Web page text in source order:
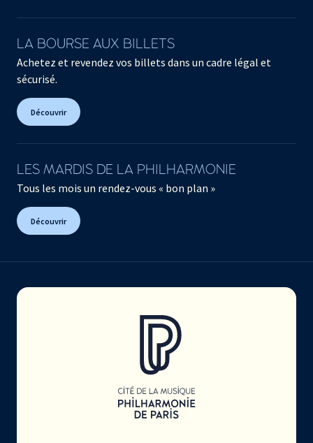
LA BOURSE AUX BILLETS
Achetez et revendez vos billets dans un cadre légal et
sécurisé.
Découvrir
LES MARDIS DE LA PHILHARMONIE
Tous les mois un rendez-vous « bon plan »
Découvrir